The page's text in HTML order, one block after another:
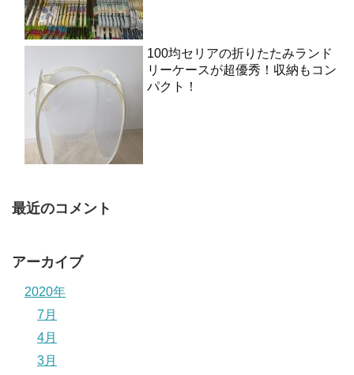
100均セリアの折りたたみランド
リーケースが超優秀！収納もコン
パクト！
最近のコメント
アーカイブ
2020年
7月
4月
3月